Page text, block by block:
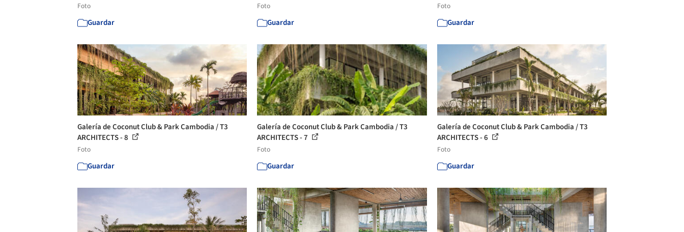
Foto
Guardar
Foto
Guardar
Foto
Guardar
Galería de Coconut Club & Park Cambodia / T3
ARCHITECTS - 8
Foto
Guardar
Galería de Coconut Club & Park Cambodia / T3
ARCHITECTS - 7
Foto
Guardar
Galería de Coconut Club & Park Cambodia / T3
ARCHITECTS - 6
Foto
Guardar